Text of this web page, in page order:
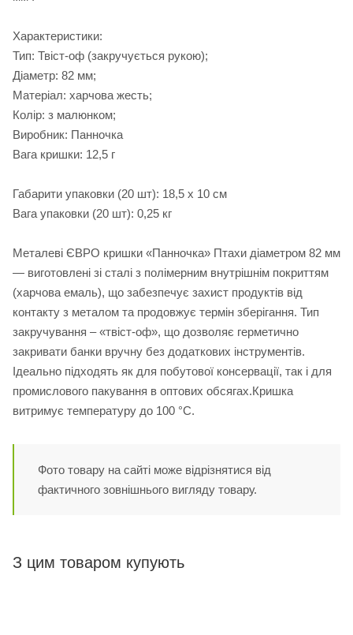
Характеристики:
Тип: Твіст-оф (закручується рукою);
Діаметр: 82 мм;
Матеріал: харчова жесть;
Колір: з малюнком;
Виробник: Панночка
Вага кришки: 12,5 г
Габарити упаковки (20 шт): 18,5 х 10 см
Вага упаковки (20 шт): 0,25 кг
Металеві ЄВРО кришки «Панночка» Птахи діаметром 82 мм
— виготовлені зі сталі з полімерним внутрішнім покриттям
(харчова емаль), що забезпечує захист продуктів від
контакту з металом та продовжує термін зберігання. Тип
закручування – «твіст-оф», що дозволяє герметично
закривати банки вручну без додаткових інструментів.
Ідеально підходять як для побутової консервації, так і для
промислового пакування в оптових обсягах.Кришка
витримує температуру до 100 °C.
Фото товару на сайті може відрізнятися від
фактичного зовнішнього вигляду товару.
З цим товаром купують